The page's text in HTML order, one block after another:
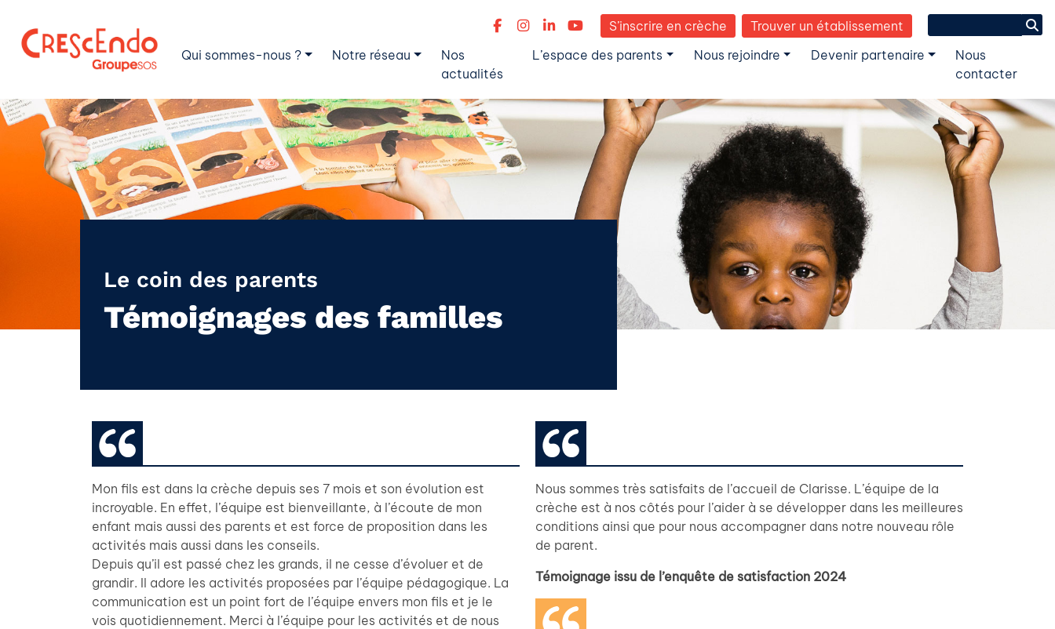
S’inscrire en crèche Trouver un établissement
Qui sommes-nous ?
Notre réseau
Nos
actualités
L’espace des parents Nous rejoindre Devenir partenaire
Nous
contacter
Le coin des parents
Témoignages des familles
Mon fils est dans la crèche depuis ses 7 mois et son évolution est
incroyable. En effet, l’équipe est bienveillante, à l’écoute de mon
enfant mais aussi des parents et est force de proposition dans les
activités mais aussi dans les conseils.
Depuis qu’il est passé chez les grands, il ne cesse d’évoluer et de
grandir. Il adore les activités proposées par l’équipe pédagogique. La
communication est un point fort de l’équipe envers mon fils et je le
vois quotidiennement. Merci à l’équipe pour les activités et de nous
Nous sommes très satisfaits de l’accueil de Clarisse. L’équipe de la
crèche est à nos côtés pour l’aider à se développer dans les meilleures
conditions ainsi que pour nous accompagner dans notre nouveau rôle
de parent.
Témoignage issu de l’enquête de satisfaction 2024